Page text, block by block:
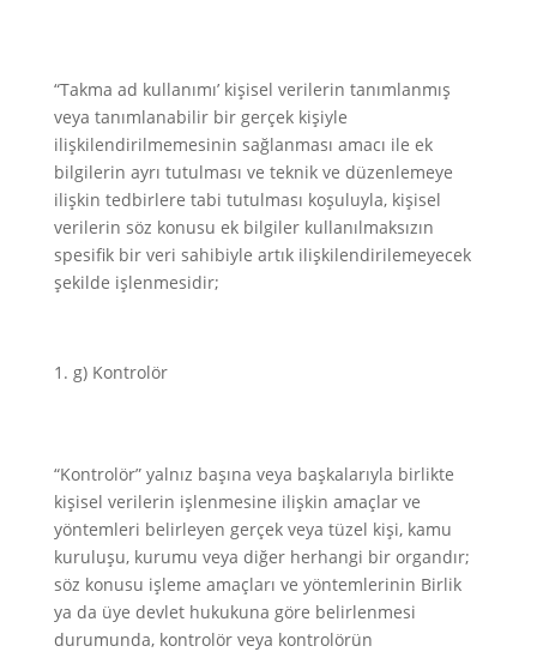
“Takma ad kullanımı’ kişisel verilerin tanımlanmış
veya tanımlanabilir bir gerçek kişiyle
ilişkilendirilmemesinin sağlanması amacı ile ek
bilgilerin ayrı tutulması ve teknik ve düzenlemeye
ilişkin tedbirlere tabi tutulması koşuluyla, kişisel
verilerin söz konusu ek bilgiler kullanılmaksızın
spesifik bir veri sahibiyle artık ilişkilendirilemeyecek
şekilde işlenmesidir;
g) Kontrolör
“Kontrolör” yalnız başına veya başkalarıyla birlikte
kişisel verilerin işlenmesine ilişkin amaçlar ve
yöntemleri belirleyen gerçek veya tüzel kişi, kamu
kuruluşu, kurumu veya diğer herhangi bir organdır;
söz konusu işleme amaçları ve yöntemlerinin Birlik
ya da üye devlet hukukuna göre belirlenmesi
durumunda, kontrolör veya kontrolörün